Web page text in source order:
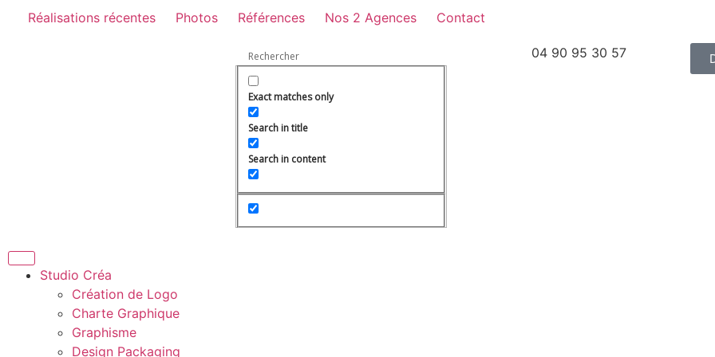
Réalisations récentes Photos Références Nos 2 Agences Contact
Exact matches only
Search in title
Search in content
04 90 95 30 57
Studio Créa
Création de Logo
Charte Graphique
Graphisme
Design Packaging